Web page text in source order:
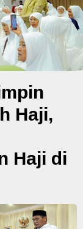
Haji,
Haji di